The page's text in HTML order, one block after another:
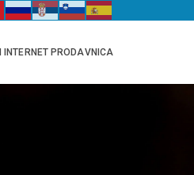
PRODAVNICA